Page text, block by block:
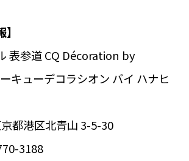
表参道 CQ Décoration by
キューデコラシオン バイ ハナヒ
都港区北青山 3-5-30
3188